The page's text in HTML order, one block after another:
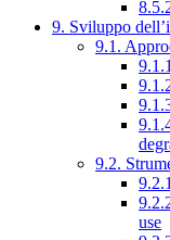
9. Sviluppo
9.1.
9.2.
use